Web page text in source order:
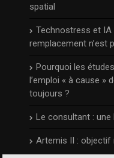
spatial
Technostress et IA
remplacement n’est
Pourquoi les
l’emploi « à cause »
toujours ?
Le consultant :
Artemis II : objectif